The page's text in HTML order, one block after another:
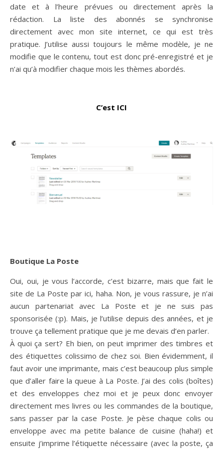
date et à l’heure prévues ou directement après la
rédaction. La liste des abonnés se synchronise
directement avec mon site internet, ce qui est très
pratique. J’utilise aussi toujours le même modèle, je ne
modifie que le contenu, tout est donc pré-enregistré et je
n’ai qu’à modifier chaque mois les thèmes abordés.
C’est ICI
Boutique La Poste
Oui, oui, je vous l’accorde, c’est bizarre, mais que fait le
site de La Poste par ici, haha. Non, je vous rassure, je n’ai
aucun partenariat avec La Poste et je ne suis pas
sponsorisée (:p). Mais, je l’utilise depuis des années, et je
trouve ça tellement pratique que je me devais d’en parler.
À quoi ça sert? Eh bien, on peut imprimer des timbres et
des étiquettes colissimo de chez soi. Bien évidemment, il
faut avoir une imprimante, mais c’est beaucoup plus simple
que d’aller faire la queue à La Poste. J’ai des colis (boîtes)
et des enveloppes chez moi et je peux donc envoyer
directement mes livres ou les commandes de la boutique,
sans passer par la case Poste. Je pèse chaque colis ou
enveloppe avec ma petite balance de cuisine (haha!) et
ensuite j’imprime l’étiquette nécessaire (avec la poste, ça